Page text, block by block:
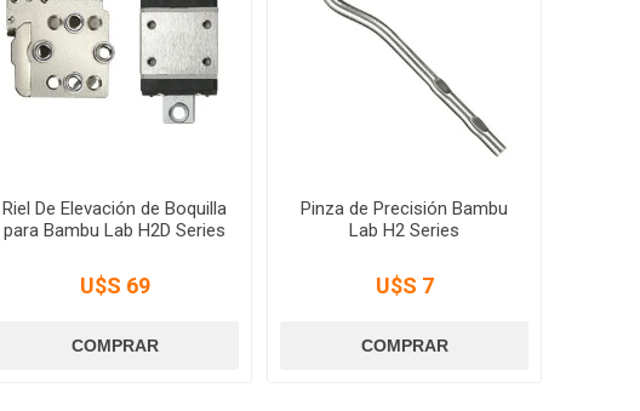
Riel De Elevación de Boquilla
para Bambu Lab H2D Series
U$S 69
Pinza de Precisión Bambu
Lab H2 Series
U$S 7